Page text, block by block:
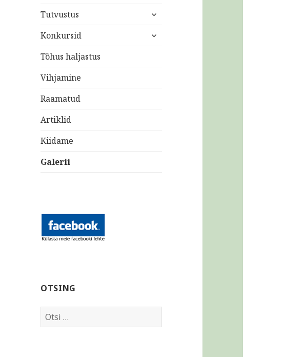
Tutvustus
laienda
menüü
Konkursid
laienda
Tõhus haljastus
Vihjamine
Raamatud
Artiklid
Kiidame
Galerii
OTSING
Otsi: